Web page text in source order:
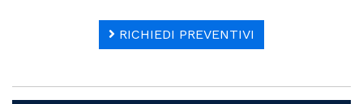
RICHIEDI PREVENTIVI